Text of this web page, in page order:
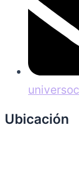
Ubicación